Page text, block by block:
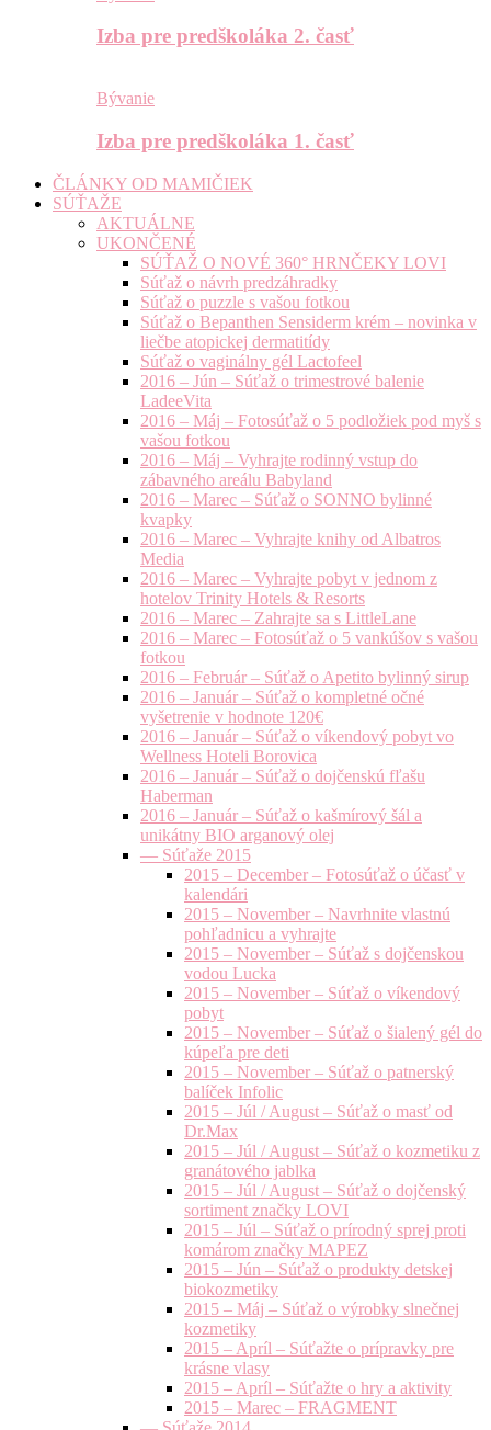
Izba pre predškoláka 2. časť
Bývanie
Izba pre predškoláka 1. časť
ČLÁNKY OD MAMIČIEK
SÚŤAŽE
AKTUÁLNE
UKONČENÉ
SÚŤAŽ O NOVÉ 360° HRNČEKY LOVI
Súťaž o návrh predzáhradky
Súťaž o puzzle s vašou fotkou
Súťaž o Bepanthen Sensiderm krém – novinka v
liečbe atopickej dermatitídy
Súťaž o vaginálny gél Lactofeel
2016 – Jún – Súťaž o trimestrové balenie
LadeeVita
2016 – Máj – Fotosúťaž o 5 podložiek pod myš s
vašou fotkou
2016 – Máj – Vyhrajte rodinný vstup do
zábavného areálu Babyland
2016 – Marec – Súťaž o SONNO bylinné
kvapky
2016 – Marec – Vyhrajte knihy od Albatros
Media
2016 – Marec – Vyhrajte pobyt v jednom z
hotelov Trinity Hotels & Resorts
2016 – Marec – Zahrajte sa s LittleLane
2016 – Marec – Fotosúťaž o 5 vankúšov s vašou
fotkou
2016 – Február – Súťaž o Apetito bylinný sirup
2016 – Január – Súťaž o kompletné očné
vyšetrenie v hodnote 120€
2016 – Január – Súťaž o víkendový pobyt vo
Wellness Hoteli Borovica
2016 – Január – Súťaž o dojčenskú fľašu
Haberman
2016 – Január – Súťaž o kašmírový šál a
unikátny BIO arganový olej
— Súťaže 2015
2015 – December – Fotosúťaž o účasť v
kalendári
2015 – November – Navrhnite vlastnú
pohľadnicu a vyhrajte
2015 – November – Súťaž s dojčenskou
vodou Lucka
2015 – November – Súťaž o víkendový
pobyt
2015 – November – Súťaž o šialený gél do
kúpeľa pre deti
2015 – November – Súťaž o patnerský
balíček Infolic
2015 – Júl / August – Súťaž o masť od
Dr.Max
2015 – Júl / August – Súťaž o kozmetiku z
granátového jablka
2015 – Júl / August – Súťaž o dojčenský
sortiment značky LOVI
2015 – Júl – Súťaž o prírodný sprej proti
komárom značky MAPEZ
2015 – Jún – Súťaž o produkty detskej
biokozmetiky
2015 – Máj – Súťaž o výrobky slnečnej
kozmetiky
2015 – Apríl – Súťažte o prípravky pre
krásne vlasy
2015 – Apríl – Súťažte o hry a aktivity
2015 – Marec – FRAGMENT